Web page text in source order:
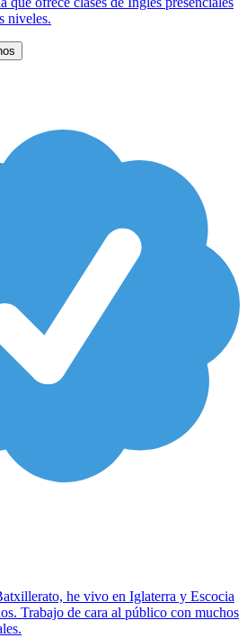
niveles.
he vivo en Iglaterra y Escocia
Trabajo de cara al público con muchos